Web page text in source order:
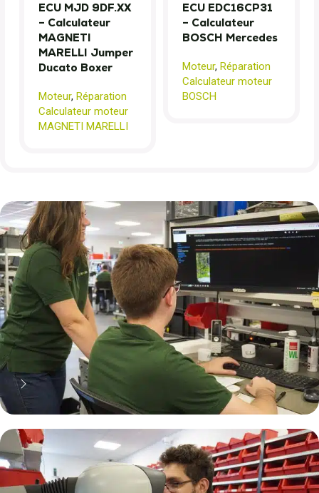
ECU MJD 9DF.XX
– Calculateur
MAGNETI
MARELLI Jumper
Ducato Boxer
Moteur, Réparation
Calculateur moteur
MAGNETI MARELLI
ECU EDC16CP31
– Calculateur
BOSCH Mercedes
Moteur, Réparation
Calculateur moteur
BOSCH
70% moins cher qu'une pièce
neuve... mais pas que !
Pourquoi réparer ?